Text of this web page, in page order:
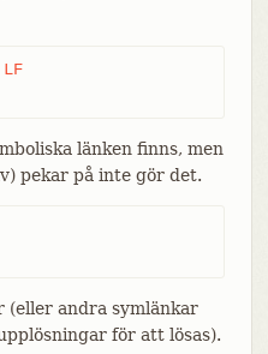
dangling SP <storlek> LF
länken finns, men
pekar på inte gör det.
(eller andra symlänkar
för att lösas).